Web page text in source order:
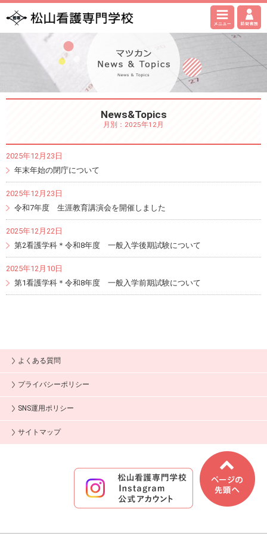
News&Topics
月別：2025年12月
2025年12月23日
年末年始の閉庁について
2025年12月23日
令和7年度 生涯教育講演会を開催しました
2025年12月22日
第2看護学科＊令和8年度 一般入学後期試験について
2025年12月10日
第1看護学科＊令和8年度 一般入学前期試験について
よくある質問
プライバシーポリシー
SNS運用ポリシー
サイトマップ